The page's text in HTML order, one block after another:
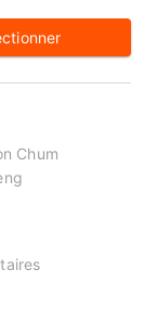
Chum